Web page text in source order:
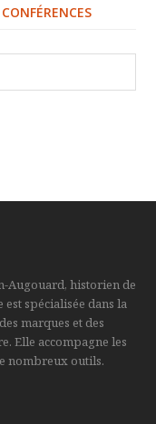
Augouard, historien de
spécialisée dans la
marques et des
Elle accompagne les
nombreux outils.